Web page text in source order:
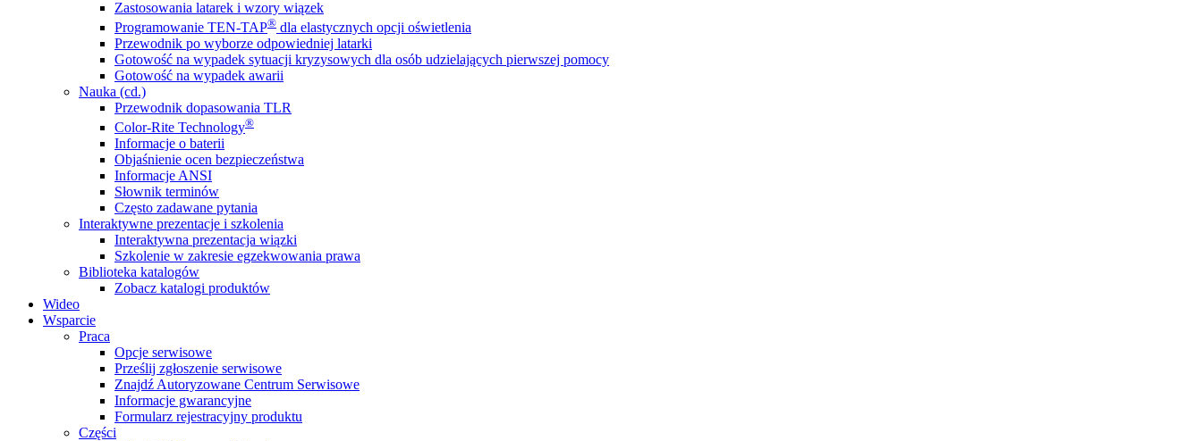
Zastosowania latarek i wzory wiązek
Programowanie TEN-TAP® dla elastycznych opcji oświetlenia
Przewodnik po wyborze odpowiedniej latarki
Gotowość na wypadek sytuacji kryzysowych dla osób udzielających pierwszej pomocy
Gotowość na wypadek awarii
Nauka (cd.)
Przewodnik dopasowania TLR
Color-Rite Technology®
Informacje o baterii
Objaśnienie ocen bezpieczeństwa
Informacje ANSI
Słownik terminów
Często zadawane pytania
Interaktywne prezentacje i szkolenia
Interaktywna prezentacja wiązki
Szkolenie w zakresie egzekwowania prawa
Biblioteka katalogów
Zobacz katalogi produktów
Wideo
Wsparcie
Praca
Opcje serwisowe
Prześlij zgłoszenie serwisowe
Znajdź Autoryzowane Centrum Serwisowe
Informacje gwarancyjne
Formularz rejestracyjny produktu
Części